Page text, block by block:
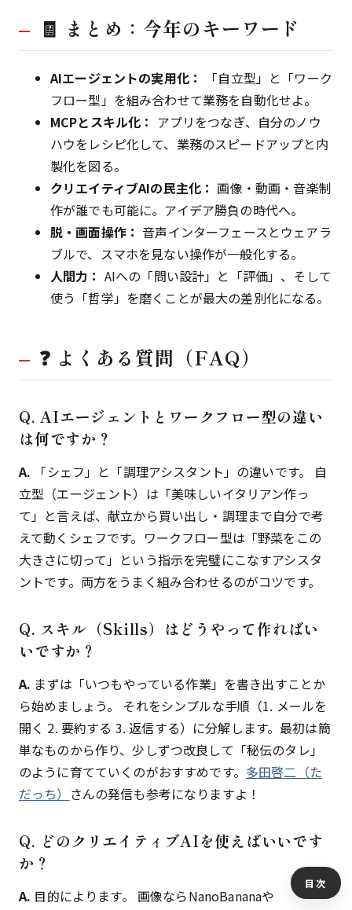
🧾 まとめ：今年のキーワード
AIエージェントの実用化：
「自立型」と「ワーク
フロー型」を組み合わせて業務を自動化せよ。
MCPとスキル化： アプリをつなぎ、自分のノウ
ハウをレシピ化して、業務のスピードアップと内
製化を図る。
クリエイティブAIの民主化： 画像・動画・音楽制
作が誰でも可能に。アイデア勝負の時代へ。
脱・画面操作： 音声インターフェースとウェアラ
ブルで、スマホを見ない操作が一般化する。
人間力： AIへの「問い設計」と「評価」、そして
使う「哲学」を磨くことが最大の差別化になる。
❓ よくある質問（FAQ）
Q. AIエージェントとワークフロー型の違い
は何ですか？
A. 「シェフ」と「調理アシスタント」の違いです。 自
立型（エージェント）は「美味しいイタリアン作っ
て」と言えば、献立から買い出し・調理まで自分で考
えて動くシェフです。ワークフロー型は「野菜をこの
大きさに切って」という指示を完璧にこなすアシスタ
ントです。両方をうまく組み合わせるのがコツです。
Q. スキル（Skills）はどうやって作ればい
いですか？
A. まずは「いつもやっている作業」を書き出すことか
ら始めましょう。 それをシンプルな手順（1. メールを
開く 2. 要約する 3. 返信する）に分解します。最初は簡
単なものから作り、少しずつ改良して「秘伝のタレ」
のように育てていくのがおすすめです。 多田啓二（た
だっち） さんの発信も参考になりますよ！
Q. どのクリエイティブAIを使えばいいです
か？
A. 目的によります。 画像ならNanoBananaや
目次